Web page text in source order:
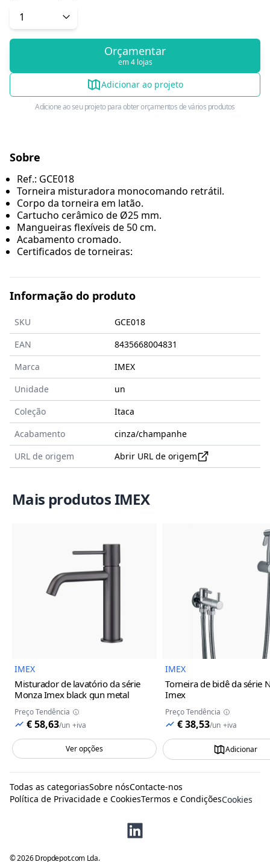
Orçamentar
em 4 lojas
Adicionar ao projeto
Adicione ao seu projeto para obter orçamentos de vários produtos
Sobre
Ref.: GCE018
Torneira misturadora monocomando retrátil.
Corpo da torneira em latão.
Cartucho cerâmico de Ø25 mm.
Mangueiras flexíveis de 50 cm.
Acabamento cromado.
Certificados de torneiras:
Informação do produto
SKU
GCE018
EAN
8435668004831
Marca
IMEX
Unidade
un
Coleção
Itaca
Acabamento
cinza/champanhe
URL de origem
Abrir URL de origem
Mais produtos IMEX
IMEX
Misturador de lavatório da série
Monza Imex black gun metal
Preço Tendência
€ 58,63/un +iva
Ver opções
IMEX
Torneira de bidê da série
Imex
Preço Tendência
€ 38,53/un +iva
Adicionar
©2026 Dropdepot.com Lda.
Todas as categoriasSobre nósContacte-nos
Política de Privacidade e CookiesTermos e CondiçõesCookies